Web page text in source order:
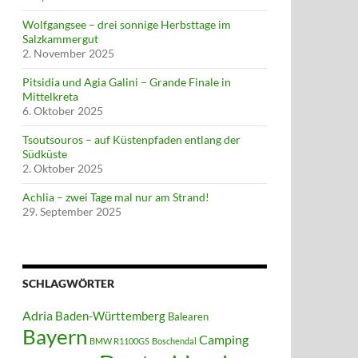
Wolfgangsee – drei sonnige Herbsttage im
Salzkammergut
2. November 2025
Pitsidia und Agia Galini – Grande Finale in
Mittelkreta
6. Oktober 2025
Tsoutsouros – auf Küstenpfaden entlang der
Südküste
2. Oktober 2025
Achlia – zwei Tage mal nur am Strand!
29. September 2025
SCHLAGWÖRTER
Adria Baden-Württemberg Balearen
Bayern BMW R1100GS Boschendal Camping